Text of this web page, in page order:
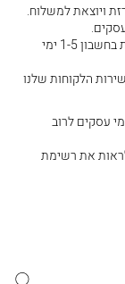
במארזים המכילים מוצרים הדורשים טריות, יש לקחת בחשבון 1-5 ימי
הלקוחות שלנו
שלנו מתחייבת לאספקה תוך 3-5 ימי עסקים לרוב
תוכלו לראות את רשימת